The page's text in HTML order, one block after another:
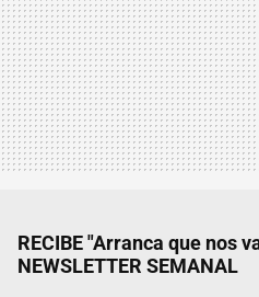
RECIBE "Arranca que nos
NEWSLETTER SEMANAL